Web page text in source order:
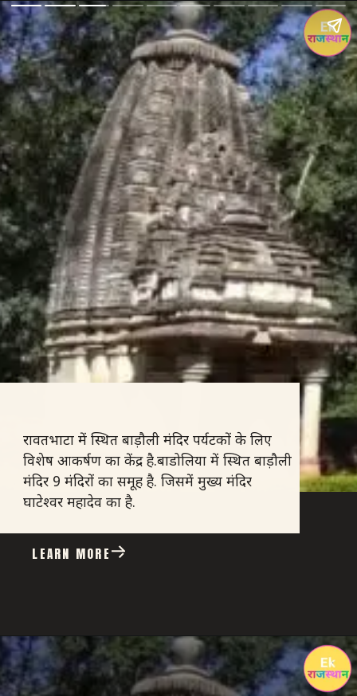
रावतभाटा में स्थित बाड़ौली मंदिर पर्यटकों के लिए
विशेष आकर्षण का केंद्र है.बाडोलिया में स्थित बाड़ौली
मंदिर 9 मंदिरों का समूह है. जिसमें मुख्य मंदिर
घाटेश्वर महादेव का है.
LEARN MORE